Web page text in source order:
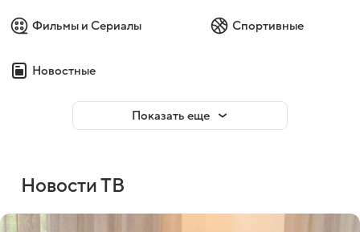
Фильмы и Сериалы Спортивные
Новостные
Показать еще
Новости ТВ